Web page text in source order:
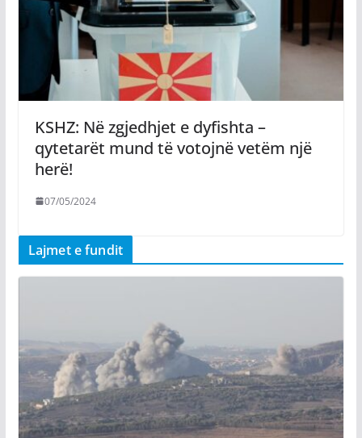
KSHZ: Në zgjedhjet e dyfishta –
qytetarët mund të votojnë vetëm një
herë!
07/05/2024
Lajmet e fundit